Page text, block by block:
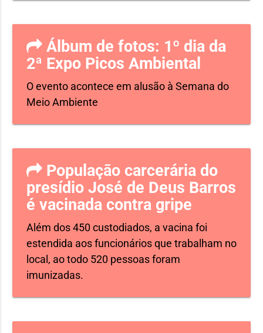
Álbum de fotos: 1º dia da
2ª Expo Picos Ambiental
O evento acontece em alusão à Semana do
Meio Ambiente
População carcerária do
presídio José de Deus Barros
é vacinada contra gripe
Além dos 450 custodiados, a vacina foi
estendida aos funcionários que trabalham no
local, ao todo 520 pessoas foram
imunizadas.